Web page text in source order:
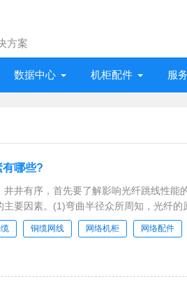
方案
数据中心 机柜配件 服
有哪些?
井有序，首先要了解影响光纤跳线性能
要因素。(1)弯曲半径众所周知，光纤的
铜缆网线 网络机柜 网络配件